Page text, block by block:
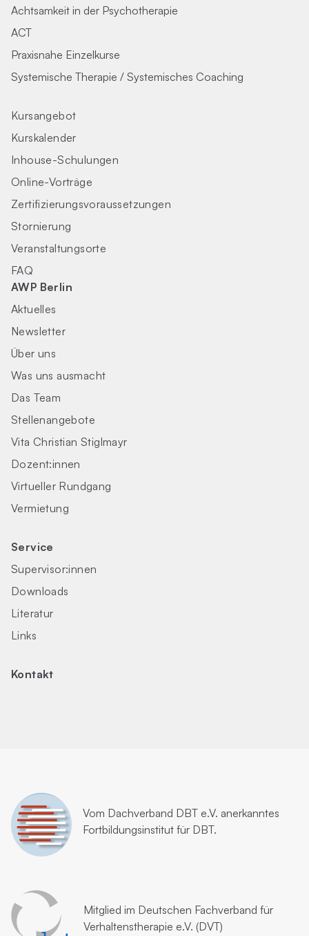
Achtsamkeit in der Psychotherapie
ACT
Praxisnahe Einzelkurse
Systemische Therapie / Systemisches Coaching
Kursangebot
Kurskalender
Inhouse-Schulungen
Online-Vorträge
Zertifizierungs­voraus­setzungen
Stornierung
Veranstaltungsorte
FAQ
AWP Berlin
Aktuelles
Newsletter
Über uns
Was uns ausmacht
Das Team
Stellenangebote
Vita Christian Stiglmayr
Dozent:innen
Virtueller Rundgang
Vermietung
Service
Supervisor:innen
Downloads
Literatur
Links
Kontakt
Vom Dachverband DBT e.V. anerkanntes
Fortbildungsinstitut für DBT.
Mitglied im Deutschen Fachverband für
Verhaltenstherapie e.V. (DVT)